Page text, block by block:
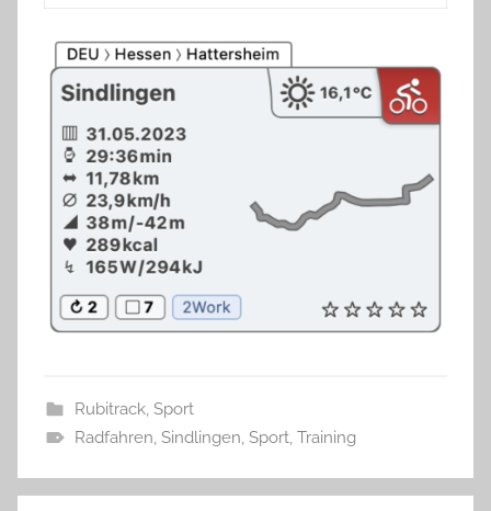
Rubitrack, Sport
Radfahren, Sindlingen, Sport, Training